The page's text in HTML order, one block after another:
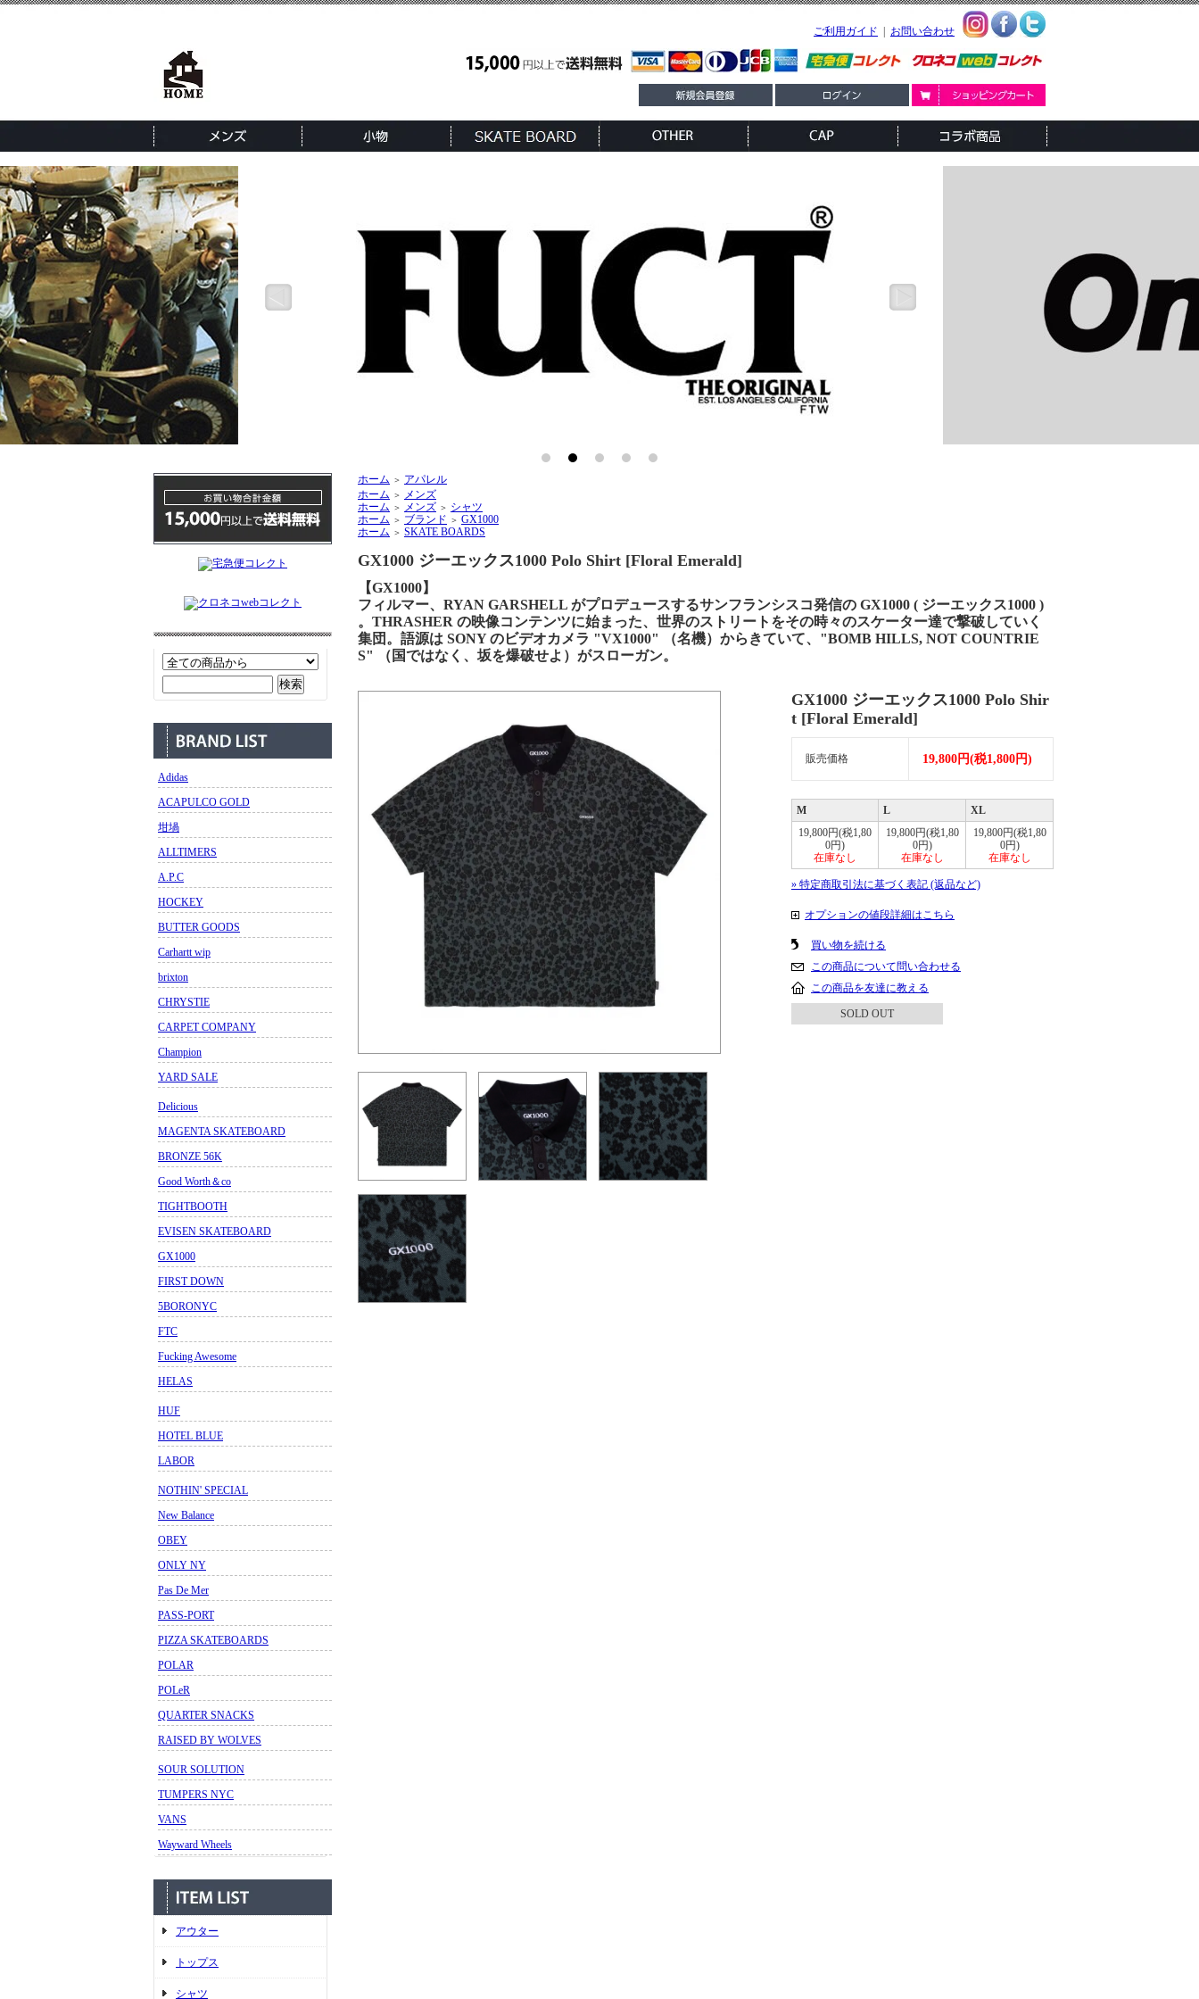
ご利用ガイド お問い合わせ
Adidas
ACAPULCO GOLD
坩堝
ALLTIMERS
A.P.C
HOCKEY
BUTTER GOODS
Carhartt wip
brixton
CHRYSTIE
CARPET COMPANY
Champion
YARD SALE
Delicious
MAGENTA SKATEBOARD
BRONZE 56K
Good Worth＆co
TIGHTBOOTH
EVISEN SKATEBOARD
GX1000
FIRST DOWN
5BORONYC
FTC
Fucking Awesome
HELAS
HUF
HOTEL BLUE
LABOR
NOTHIN' SPECIAL
New Balance
OBEY
ONLY NY
Pas De Mer
PASS-PORT
PIZZA SKATEBOARDS
POLAR
POLeR
QUARTER SNACKS
RAISED BY WOLVES
SOUR SOLUTION
TUMPERS NYC
VANS
Wayward Wheels
アウター
トップス
シャツ
ホーム ＞ アパレル
ホーム ＞
メンズ
ホーム ＞ メンズ ＞ シャツ
ホーム ＞ ブランド ＞ GX1000
ホーム ＞ SKATE BOARDS
GX1000 ジーエックス1000 Polo Shirt [Floral Emerald]
【GX1000】
フィルマー、RYAN GARSHELL がプロデュースするサンフランシスコ発信の GX1000 ( ジーエックス1000 )
。THRASHER の映像コンテンツに始まった、世界のストリートをその時々のスケーター達で撃破していく
集団。語源は SONY のビデオカメラ "VX1000" （名機）からきていて、"BOMB HILLS, NOT COUNTRIE
S" （国ではなく、坂を爆破せよ）がスローガン。
GX1000 ジーエックス1000 Polo Shir
t [Floral Emerald]
販売価格 19,800円(税1,800円)
M L
XL
19,800円(税1,80
0円)
在庫なし
19,800円(税1,80
0円)
在庫なし
19,800円(税1,80
0円)
在庫なし
» 特定商取引法に基づく表記 (返品など)
オプションの値段詳細はこちら
買い物を続ける
この商品について問い合わせる
この商品を友達に教える
SOLD OUT